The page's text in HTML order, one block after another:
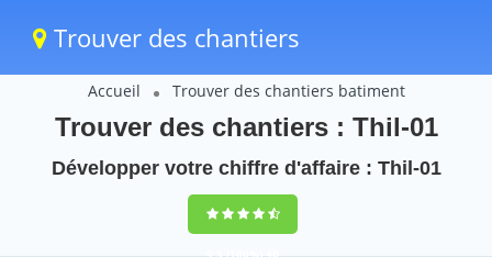
Trouver des chantiers
Accueil Trouver des chantiers batiment
Trouver des chantiers : Thil-01
Développer votre chiffre d'affaire : Thil-01
9,5(100%)40